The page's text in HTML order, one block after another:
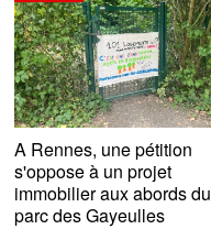
A Rennes, une pétition
s'oppose à un projet
immobilier aux abords du
parc des Gayeulles